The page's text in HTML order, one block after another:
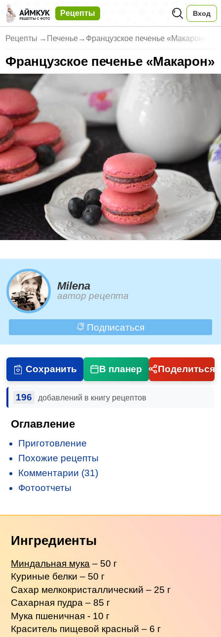
Рецепты Вход
Рецепты → Печенье → Французское печенье «Макарон»
Французское печенье «Макарон»
Milena
автор рецепта
Подписаться
Сохранить В планер Поделиться
196 добавлений в книгу рецептов
Оглавление
Приготовление
Похожие рецепты
Комментарии (31)
Фотоотчеты
Ингредиенты
Миндальная мука – 50 г
Куриные белки – 50 г
Сахар мелкокристаллический – 25 г
Сахарная пудра – 85 г
Мука пшеничная - 10 г
Краситель пищевой красный – 6 г